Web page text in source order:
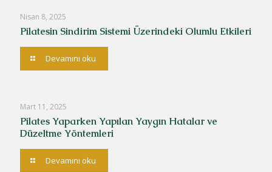
Nisan 8, 2025
Pilatesin Sindirim Sistemi Üzerindeki Olumlu Etkileri
Devamını oku
Mart 11, 2025
Pilates Yaparken Yapılan Yaygın Hatalar ve
Düzeltme Yöntemleri
Devamını oku